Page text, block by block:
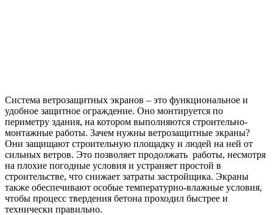
Система ветрозащитных экранов – это функциональное и
удобное защитное ограждение. Оно монтируется по
периметру здания, на котором выполняются строительно-
монтажные работы. Зачем нужны ветрозащитные экраны?
Они защищают строительную площадку и людей на ней от
сильных ветров. Это позволяет продолжать работы, несмотря
на плохие погодные условия и устраняет простой в
строительстве, что снижает затраты застройщика. Экраны
также обеспечивают особые температурно-влажные условия,
чтобы процесс твердения бетона проходил быстрее и
технически правильно.